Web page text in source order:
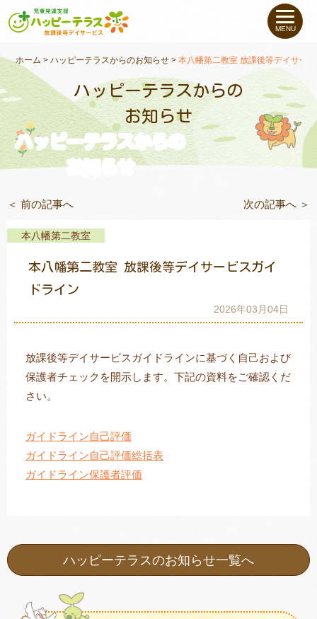
私たちについて
未就学のお子さま（０〜６才）
小学生〜高校生の お子さま
支援事例
教室一覧
トレキング DIDIM
MENU
ホーム >ハッピーテラスからのお知らせ >本八幡第二教室 放課後等デイサー
ハッピーテラスからの
お知らせ
ハッピーテラスからの
お知らせ
＜ 前の記事へ 次の記事へ ＞
本八幡第二教室
本八幡第二教室 放課後等デイサービスガイ
ドライン
2026年03月04日
放課後等デイサービスガイドラインに基づく自己および
保護者チェックを開示します。下記の資料をご確認くだ
さい。
ガイドライン自己評価
ガイドライン自己評価総括表
ガイドライン保護者評価
ハッピーテラスのお知らせ一覧へ